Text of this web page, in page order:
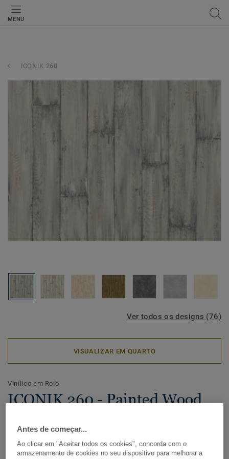
MENU
ICONIK 260
Ver todos os designs (76)
VISUALIZAR EM QUARTO
Vinílico em Rolo
ICONIK 260 - Painted Wood
Com uma vasta seleção de madeiras, cerâmico e designs
gráficos, a coleção de pavimento vinílico residencial
Antes de começar...
Ao clicar em "Aceitar todos os cookies", concorda com o
armazenamento de cookies no seu dispositivo para melhorar a